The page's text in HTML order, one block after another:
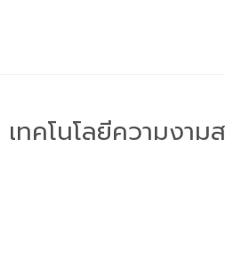
ทคโนโลยีความงาม